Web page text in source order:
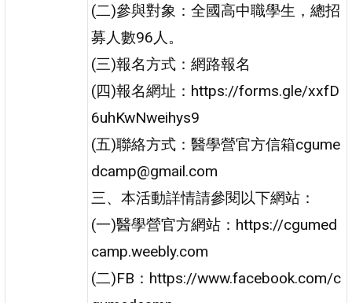
(二)參與對象：全國高中職學生，總招
募人數96人。
(三)報名方式：網路報名
(四)報名網址：https://forms.gle/xxfD
6uhKwNweihys9
(五)聯絡方式：醫學營官方信箱cgume
dcamp@gmail.com
三、本活動詳情請參閱以下網站：
(一)醫學營官方網站：https://cgumed
camp.weebly.com
(二)FB：https://www.facebook.com/c